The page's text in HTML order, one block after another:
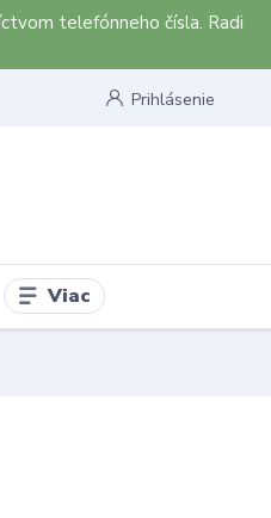
telefónneho čísla. Radi
Prihlásenie
Viac